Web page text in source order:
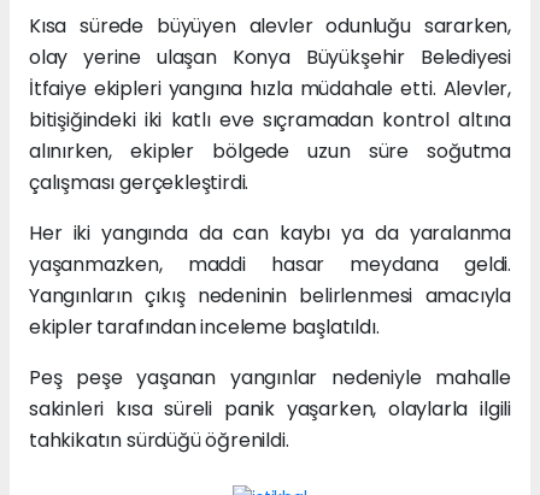
Kısa sürede büyüyen alevler odunluğu sararken,
olay yerine ulaşan Konya Büyükşehir Belediyesi
İtfaiye ekipleri yangına hızla müdahale etti. Alevler,
bitişiğindeki iki katlı eve sıçramadan kontrol altına
alınırken, ekipler bölgede uzun süre soğutma
çalışması gerçekleştirdi.
Her iki yangında da can kaybı ya da yaralanma
yaşanmazken, maddi hasar meydana geldi.
Yangınların çıkış nedeninin belirlenmesi amacıyla
ekipler tarafından inceleme başlatıldı.
Peş peşe yaşanan yangınlar nedeniyle mahalle
sakinleri kısa süreli panik yaşarken, olaylarla ilgili
tahkikatın sürdüğü öğrenildi.